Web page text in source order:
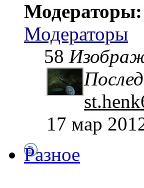
Модераторы:
Модераторы
58
17 мар
Разное